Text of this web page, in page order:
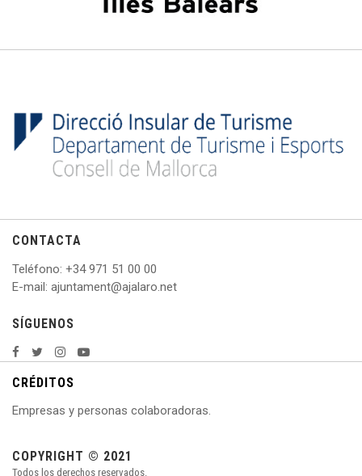
CONTACTA
Teléfono: +34 971 51 00 00
E-mail: ajuntament@ajalaro.net
SÍGUENOS
CRÉDITOS
Empresas y personas colaboradoras.
COPYRIGHT © 2021
Todos los derechos reservados.